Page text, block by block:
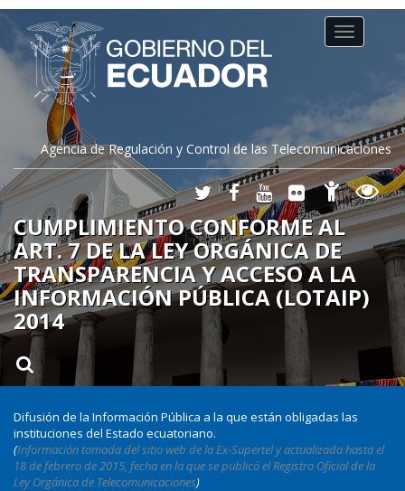
Agencia de Regulación y Control de las Telecomunicaciones
Toggle
navigation
CUMPLIMIENTO CONFORME AL
ART. 7 DE LA LEY ORGÁNICA DE
TRANSPARENCIA Y ACCESO A LA
INFORMACIÓN PÚBLICA (LOTAIP)
2014
Difusión de la Información Pública a la que están obligadas las
instituciones del Estado ecuatoriano.
(Información tomada del sitio web de la Ex-Supertel y actualizada hasta el
18 de febrero de 2015, fecha en la que se publicó el Registro Oficial de la
Ley Orgánica de Telecomunicaciones)